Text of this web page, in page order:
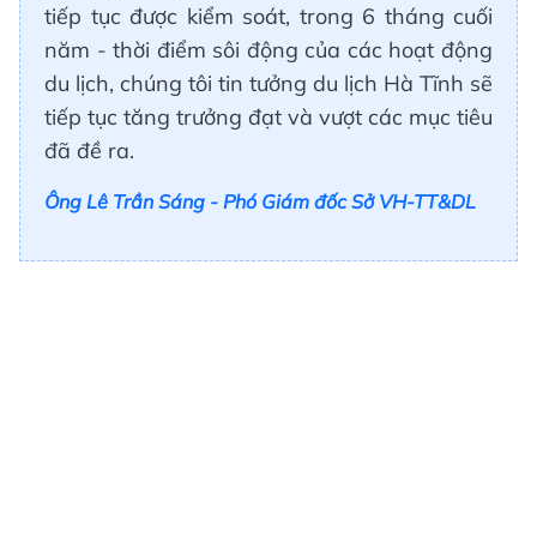
tiếp tục được kiểm soát, trong 6 tháng cuối
năm - thời điểm sôi động của các hoạt động
du lịch, chúng tôi tin tưởng du lịch Hà Tĩnh sẽ
tiếp tục tăng trưởng đạt và vượt các mục tiêu
đã đề ra.
Ông Lê Trần Sáng - Phó Giám đốc Sở VH-TT&DL